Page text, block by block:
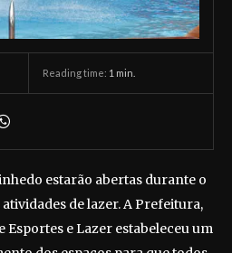
Reading time: 1 min.
estarão abertas durante o
de lazer. A Prefeitura,
Esportes e Lazer estabeleceu um